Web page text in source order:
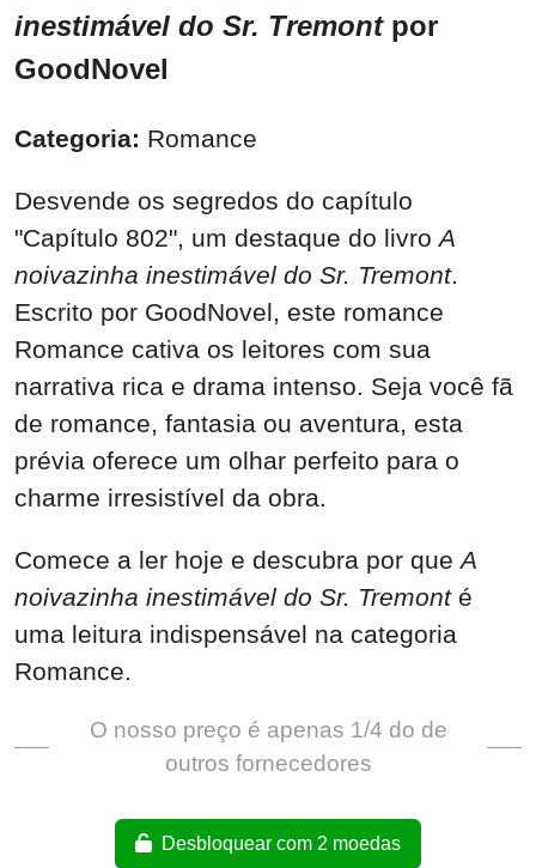
inestimável do Sr. Tremontpor
GoodNovel
Categoria: Romance
Desvende os segredos do capítulo
"Capítulo 802", um destaque do livroA
noivazinha inestimável do Sr. Tremont.
Escrito por GoodNovel, este romance
Romance cativa os leitores com sua
narrativa rica e drama intenso. Seja você fã
de romance, fantasia ou aventura, esta
prévia oferece um olhar perfeito para o
charme irresistível da obra.
Comece a ler hoje e descubra por que A
noivazinha inestimável do Sr. Tremonté
uma leitura indispensável na categoria
Romance.
O nosso preço é apenas 1/4 do de
outros fornecedores
Desbloquear com 2 moedas